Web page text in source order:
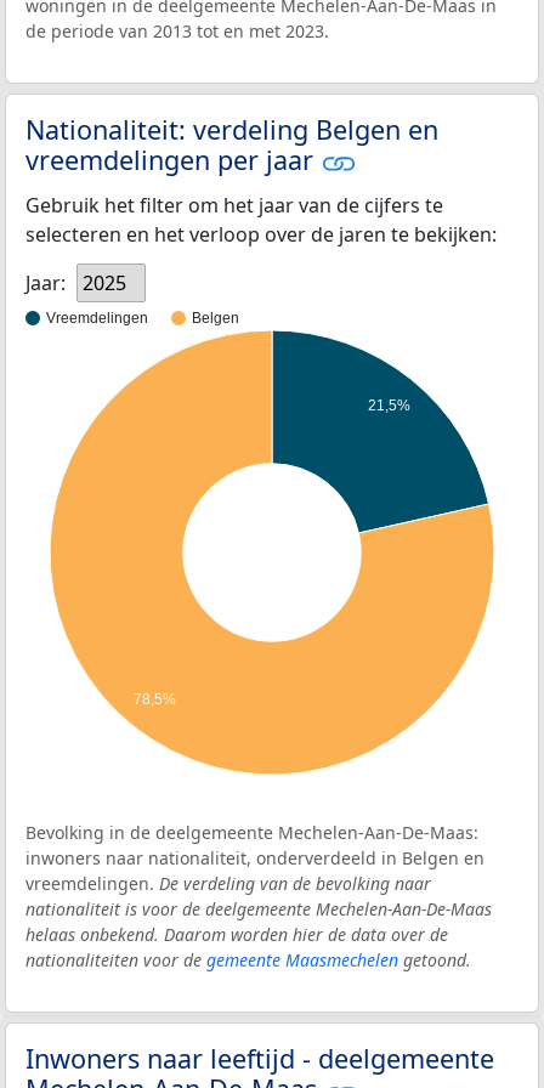
woningen in de deelgemeente Mechelen-Aan-De-Maas in
de periode van 2013 tot en met 2023.
Nationaliteit: verdeling Belgen en
vreemdelingen per jaar
Gebruik het filter om het jaar van de cijfers te
selecteren en het verloop over de jaren te bekijken:
Jaar:
2025
Vreemdelingen Belgen
21,5%
78,5%
Bevolking in de deelgemeente Mechelen-Aan-De-Maas:
inwoners naar nationaliteit, onderverdeeld in Belgen en
vreemdelingen. De verdeling van de bevolking naar
nationaliteit is voor de deelgemeente Mechelen-Aan-De-Maas
helaas onbekend. Daarom worden hier de data over de
nationaliteiten voor de gemeente Maasmechelen getoond.
Inwoners naar leeftijd - deelgemeente